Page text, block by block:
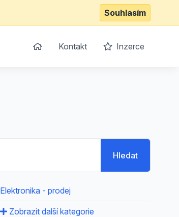
Souhlasím
Kontakt Inzerce
Hledat
Elektronika - prodej
Zobrazit další kategorie